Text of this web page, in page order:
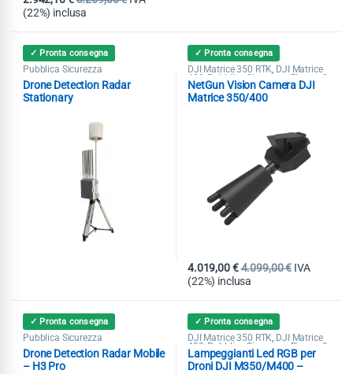
(22%) inclusa
✓ Pronta consegna
Pubblica Sicurezza
Drone Detection Radar
Stationary
✓ Pronta consegna
DJI Matrice 350 RTK, DJI Matrice
400 ,Pubblica Sicurezza Ricerca &
Soccorso
NetGun Vision Camera DJI
Matrice 350/400
4.019,00€4.099,00€ IVA
(22%) inclusa
✓ Pronta consegna
Pubblica Sicurezza
Drone Detection Radar Mobile
– H3 Pro
✓ Pronta consegna
DJI Matrice 350 RTK, DJI Matrice
400 Pubblica Sicurezza, Ricerca &
Soccorso,Spotlight
Lampeggianti Led RGB per
Droni DJI M350/M400 –